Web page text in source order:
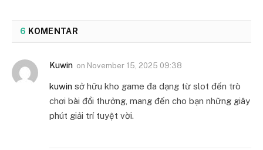
6 KOMENTAR
Kuwin on November 15, 2025 09:38
kuwin sở hữu kho game đa dạng từ slot đến trò
chơi bài đổi thưởng, mang đến cho bạn những giây
phút giải trí tuyệt vời.